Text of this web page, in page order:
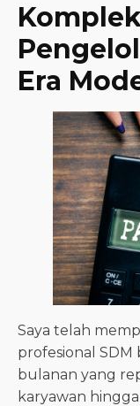
Era
Saya telah
profesional
bulanan yang
karyawan